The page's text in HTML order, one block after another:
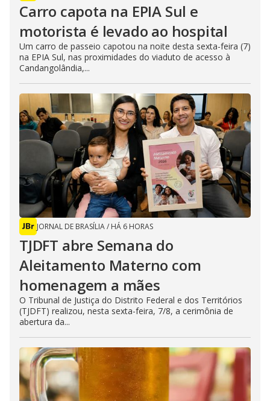
Carro capota na EPIA Sul e
motorista é levado ao hospital
Um carro de passeio capotou na noite desta sexta-feira (7)
na EPIA Sul, nas proximidades do viaduto de acesso à
Candangolândia,...
JORNAL DE BRASÍLIA/ HÁ 6 HORAS
TJDFT abre Semana do
Aleitamento Materno com
homenagem a mães
O Tribunal de Justiça do Distrito Federal e dos Territórios
(TJDFT) realizou, nesta sexta-feira, 7/8, a cerimônia de
abertura da...